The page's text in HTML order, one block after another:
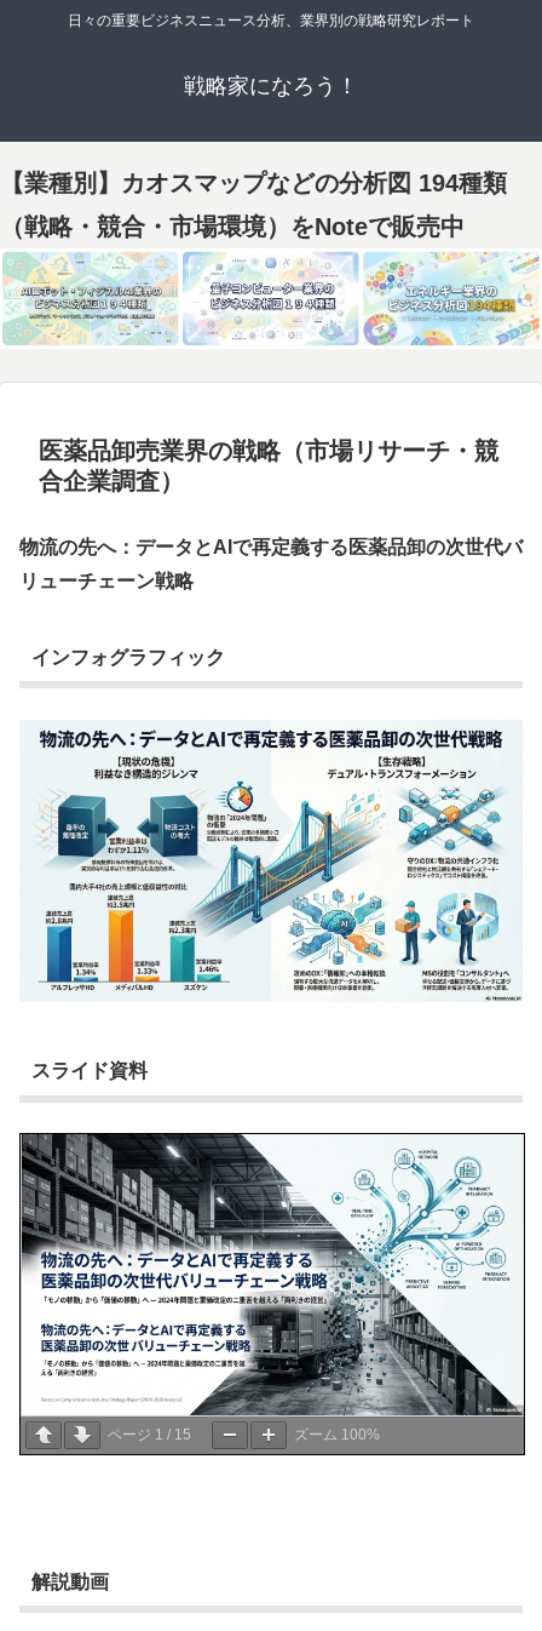
日々の重要ビジネスニュース分析、業界別の戦略研究レポート
戦略家になろう！
【業種別】カオスマップなどの分析図 194種類
（戦略・競合・市場環境）をNoteで販売中
医薬品卸売業界の戦略（市場リサーチ・競
合企業調査）
物流の先へ：データとAIで再定義する医薬品卸の次世代バ
リューチェーン戦略
インフォグラフィック
スライド資料
ページ 1 / 15 ズーム 100%
解説動画